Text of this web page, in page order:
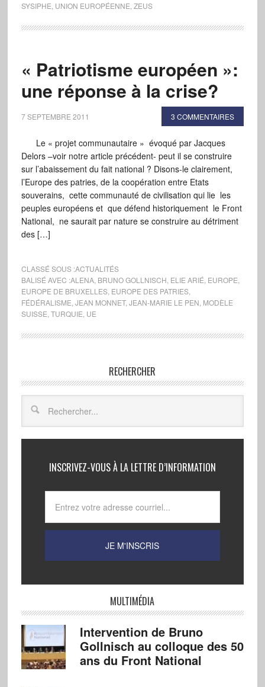
SYSIPHE UNION EUROPÉENNE ZEUS
« Patriotisme européen »:
une réponse à la crise?
7 SEPTEMBRE 2011 3 COMMENTAIRES
Le « projet communautaire » évoqué par Jacques
Delors –voir notre article précédent- peut il se construire
sur l’abaissement du fait national ? Disons-le clairement,
l’Europe des patries, de la coopération entre Etats
souverains, cette communauté de civilisation qui lie les
peuples européens et que défend historiquement le Front
National, ne saurait par nature se construire au détriment
des […]
CLASSÉ SOUS :ACTUALITÉS
BALISÉ AVEC :ALENA, BRUNO GOLLNISCH ELIE ARIÉ EUROPE
EUROPE DE BRUXELLES, EUROPE DES PATRIES,
FÉDÉRALISME JEAN MONNET, JEAN-MARIE LE PEN MODÈLE
SUISSE TURQUIE UE
RECHERCHER
INSCRIVEZ-VOUS À LA LETTRE D’INFORMATION
MULTIMÉDIA
Intervention de Bruno
Gollnisch au colloque des 50
ans du Front National